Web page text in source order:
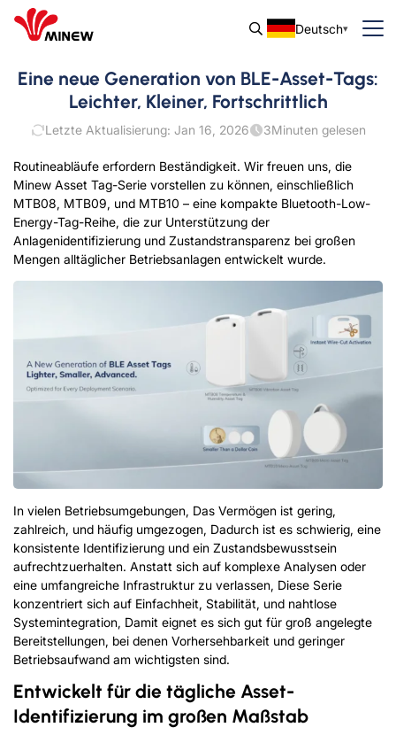
Deutsch
Eine neue Generation von BLE-Asset-Tags:
Leichter, Kleiner, Fortschrittlich
Letzte Aktualisierung: Jan 16, 2026 3Minuten gelesen
Routineabläufe erfordern Beständigkeit. Wir freuen uns, die
Minew Asset Tag-Serie vorstellen zu können, einschließlich
MTB08, MTB09, und MTB10 – eine kompakte Bluetooth-Low-
Energy-Tag-Reihe, die zur Unterstützung der
Anlagenidentifizierung und Zustandstransparenz bei großen
Mengen alltäglicher Betriebsanlagen entwickelt wurde.
In vielen Betriebsumgebungen, Das Vermögen ist gering,
zahlreich, und häufig umgezogen, Dadurch ist es schwierig, eine
konsistente Identifizierung und ein Zustandsbewusstsein
aufrechtzuerhalten. Anstatt sich auf komplexe Analysen oder
eine umfangreiche Infrastruktur zu verlassen, Diese Serie
konzentriert sich auf Einfachheit, Stabilität, und nahtlose
Systemintegration, Damit eignet es sich gut für groß angelegte
Bereitstellungen, bei denen Vorhersehbarkeit und geringer
Betriebsaufwand am wichtigsten sind.
Entwickelt für die tägliche Asset-
Identifizierung im großen Maßstab